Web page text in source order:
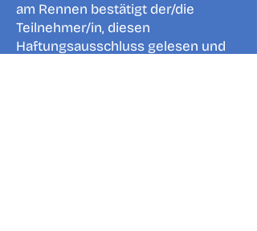
am Rennen bestätigt der/die
Teilnehmer/in, diesen
Haftungsausschluss gelesen und